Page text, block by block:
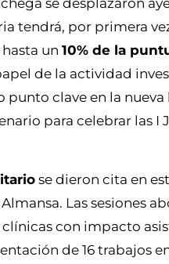
se desplazaron
tendrá, por primera
un 10% de la
de la actividad
clave en la
para celebrar las I
se dieron cita en
Las sesiones
con impacto
de 16 trabajos